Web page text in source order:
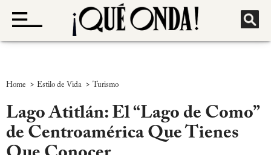
Home > Estilo de Vida > Turismo
Lago Atitlán: El “Lago de Como”
de Centroamérica Que Tienes